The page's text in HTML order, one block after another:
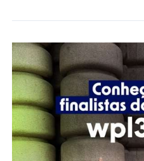
Conheça
os
3
finalistas
do
Projeto
Wpl360